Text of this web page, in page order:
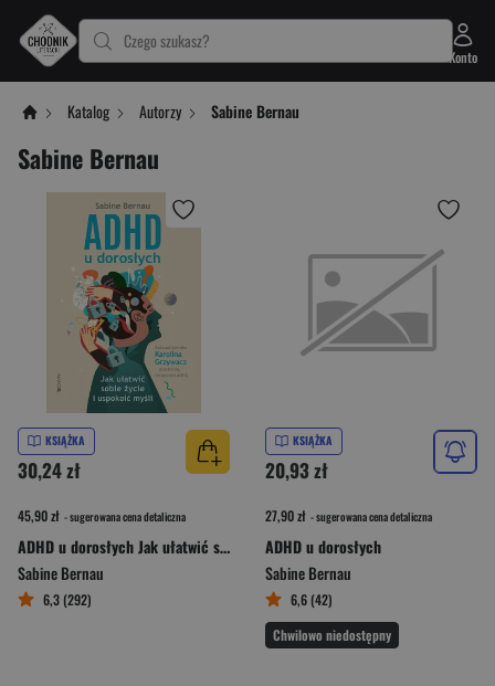
Czego szukasz?
Konto
Katalog Autorzy Sabine Bernau
Sabine Bernau
KSIĄŻKA
30,24 zł
45,90 zł - sugerowana cena detaliczna
ADHD u dorosłych Jak ułatwić sobie życie i uspokoić myśli
Sabine Bernau
6,3 (292)
KSIĄŻKA
20,93 zł
27,90 zł - sugerowana cena detaliczna
ADHD u dorosłych
Sabine Bernau
6,6 (42)
Chwilowo niedostępny